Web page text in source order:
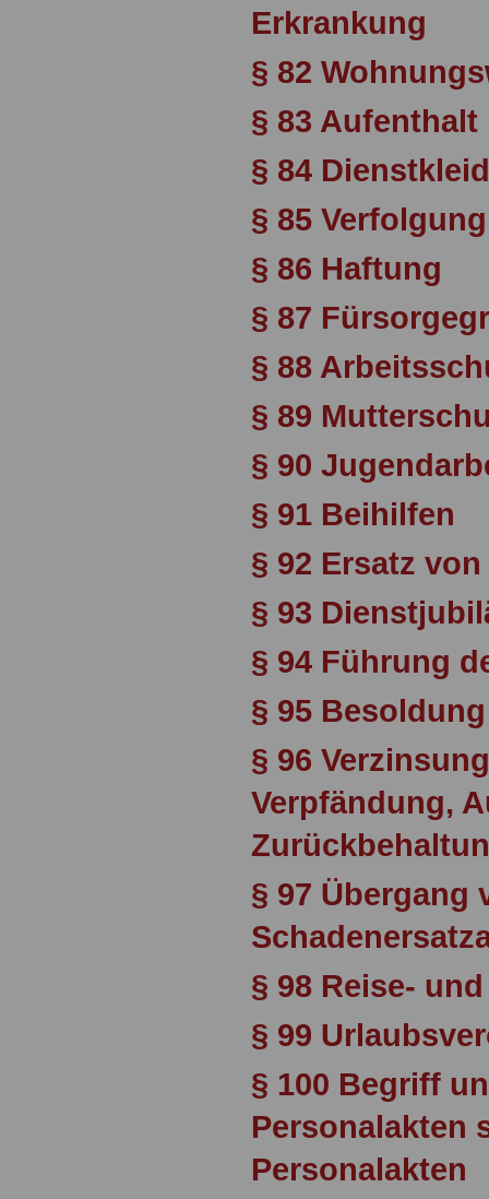
Erkrankung
§ 82
§ 83
§ 84
§ 85
§ 86 Haftung
§ 87
§ 88
§ 89
§ 90
§ 91 Beihilfen
§ 92 Ersatz
§ 93
§ 94 Führung
§ 95
§ 96
Verpfändung,
§ 97 Übergang
§ 98 Reise-
§ 99
§ 100 Begriff
Personalakten
Personalakten